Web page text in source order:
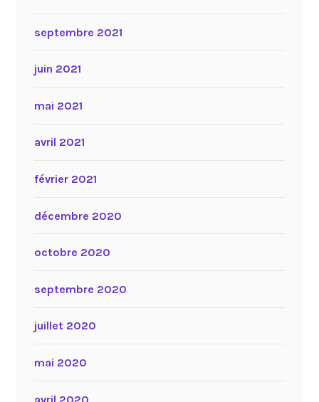
septembre 2021
juin 2021
mai 2021
avril 2021
février 2021
décembre 2020
octobre 2020
septembre 2020
juillet 2020
mai 2020
avril 2020